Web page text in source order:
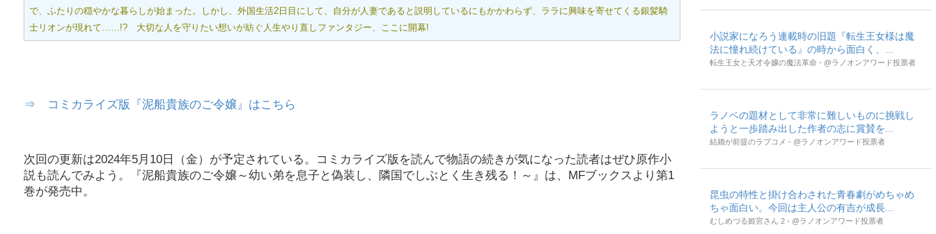
で、ふたりの穏やかな暮らしが始まった。しかし、外国生活2日目にして、自分が人妻であると説明しているにもかかわらず、ララに興味を寄せてくる銀髪騎
士リオンが現れて……!? 大切な人を守りたい想いが紡ぐ人生やり直しファンタジー、ここに開幕!
⇒ コミカライズ版『泥船貴族のご令嬢』はこちら
次回の更新は2024年5月10日（金）が予定されている。コミカライズ版を読んで物語の続きが気になった読者はぜひ原作小
説も読んでみよう。『泥船貴族のご令嬢～幼い弟を息子と偽装し、隣国でしぶとく生き残る！～』は、MFブックスより第1
巻が発売中。
小説家になろう連載時の旧題『転生王女様は魔
法に憧れ続けている』の時から面白く、...
転生王女と天才令嬢の魔法革命 - @ラノオンアワード投票者
ラノベの題材として非常に難しいものに挑戦し
ようと一歩踏み出した作者の志に賞賛を...
結婚が前提のラブコメ - @ラノオンアワード投票者
昆虫の特性と掛け合わされた青春劇がめちゃめ
ちゃ面白い。今回は主人公の有吉が成長...
むしめづる姫宮さん 2 - @ラノオンアワード投票者